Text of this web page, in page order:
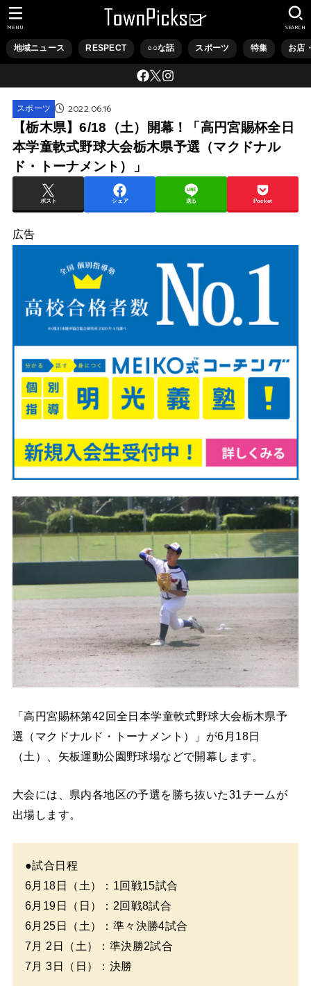
地域ニュース RESPECT ○○な話 スポーツ 特集 お店
SEARCH
MENU
スポーツ 2022.06.16
【栃木県】6/18（土）開幕！「高円宮賜杯全日
本学童軟式野球大会栃木県予選（マクドナル
ド・トーナメント）」
ポスト シェア 送る Pocket
広告
「高円宮賜杯第42回全日本学童軟式野球大会栃木県予
選（マクドナルド・トーナメント）」が6月18日
（土）、矢板運動公園野球場などで開幕します。
大会には、県内各地区の予選を勝ち抜いた31チームが
出場します。
●試合日程
6月18日（土）：1回戦15試合
6月19日（日）：2回戦8試合
6月25日（土）：準々決勝4試合
7月 2日（土）：準決勝2試合
7月 3日（日）：決勝